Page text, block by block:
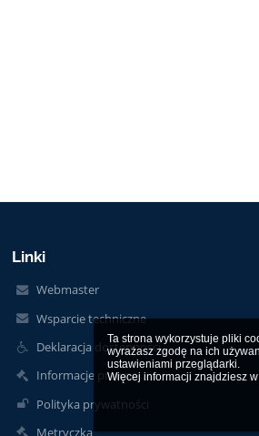
Ta strona wykorzystuje pliki
wyrażasz zgodę na ich
ustawieniami przeglądarki.
Więcej informacji znajdziesz w
Linki
Webmaster
Wsparcie techniczne
Deklaracja dostępności
Informacje prawne
Polityka prywatności
Metryczka